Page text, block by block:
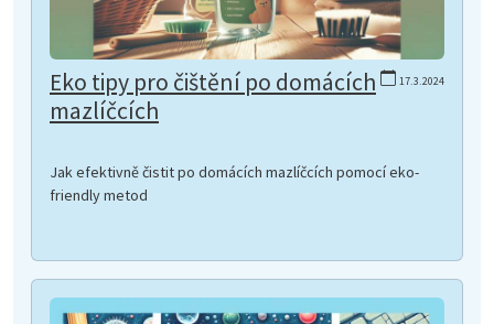
17.3.2024
Eko tipy pro čištění po domácích
mazlíčcích
Jak efektivně čistit po domácích mazlíčcích pomocí eko-
friendly metod